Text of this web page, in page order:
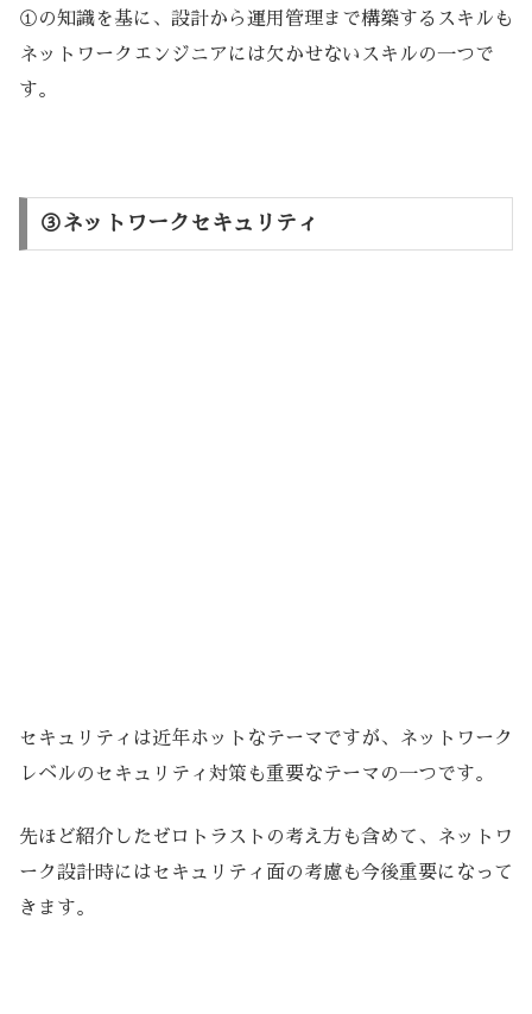
①の知識を基に、設計から運用管理まで構築するスキルも
ネットワークエンジニアには欠かせないスキルの一つで
す。
③ネットワークセキュリティ
セキュリティは近年ホットなテーマですが、ネットワーク
レベルのセキュリティ対策も重要なテーマの一つです。
先ほど紹介したゼロトラストの考え方も含めて、ネットワ
ーク設計時にはセキュリティ面の考慮も今後重要になって
きます。